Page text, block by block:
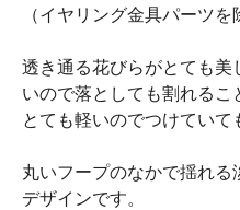
（イヤリング金具パーツを
透き通る花びらがとても美
いので落としても割れるこ
とても軽いのでつけていて
丸いフープのなかで揺れ
デザインです。